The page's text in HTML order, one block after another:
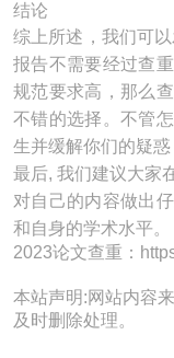
结论
综上所述，我们可
报告不需要经过查
规范要求高，那么
不错的选择。不管
生并缓解你们的疑惑
最后, 我们建议大家
对自己的内容做出
和自身的学术水平。
2023论文查重：
本站声明:网站内容
及时删除处理。